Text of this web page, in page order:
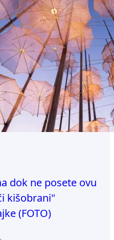
dok ne posete ovu
kišobrani"
(FOTO)